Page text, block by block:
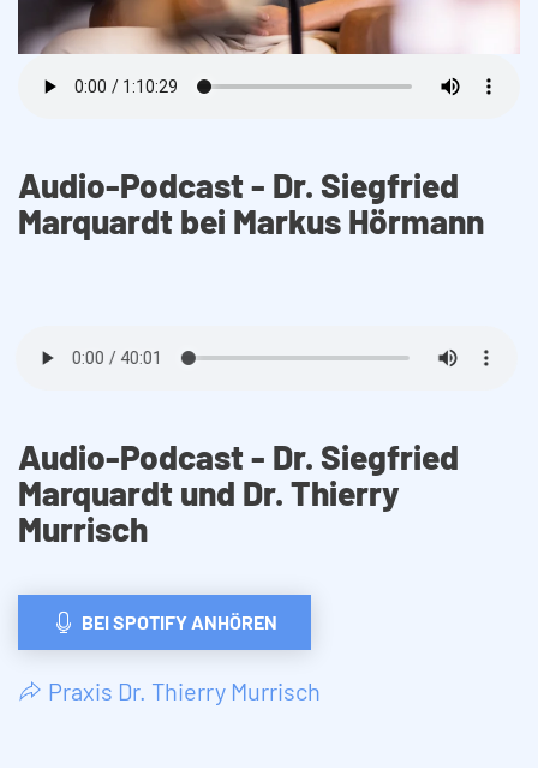
Audio-Podcast - Dr. Siegfried
Marquardt bei Markus Hörmann
Audio-Podcast - Dr. Siegfried
Marquardt und Dr. Thierry
Murrisch
BEI SPOTIFY ANHÖREN
Praxis Dr. Thierry Murrisch